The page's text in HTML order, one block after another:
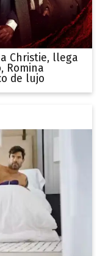
Christie, llega
Romina
de lujo